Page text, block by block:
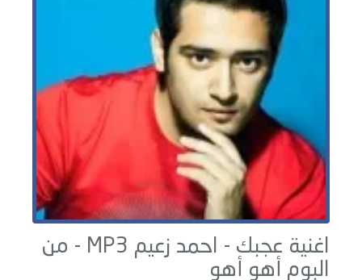
اغنية عجبك - احمد زعيم
MP3 - من
البوم
أهو أهو